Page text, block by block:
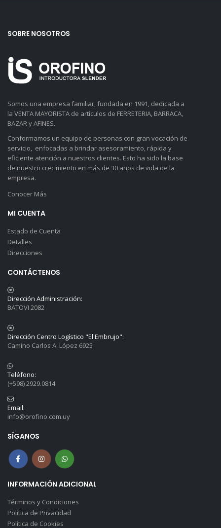
SOBRE NOSOTROS
Somos una empresa familiar, fundada en 1991, dedicada a
la VENTA MAYORISTA de artículos de FERRETERIA, BARRACA,
BAZAR y AFINES.
Conformamos un equipo de personas con gran vocación de
servicio, enfocadas a brindar asesoramiento, rápida y
eficiente atención a nuestros clientes. Esto ha sido la base
de nuestro crecimiento en más de 30 años de vida de la
empresa.
Conocer Más
MI CUENTA
Estado de Cuenta
Detalles
Direcciones
CONTÁCTENOS
Dirección Administración:
BATOVI 2082
Dirección Centro Logístico "El Embrujo":
Camino Carlos A. López 6925
Teléfono:
(+598) 2929.0814
Email:
info@orofino.com.uy
SÍGANOS
INFORMACIÓN ADICIONAL
Términos y Condiciones
Política de Privacidad
Política de Cookies